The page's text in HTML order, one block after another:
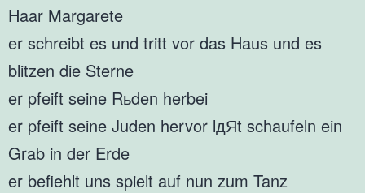
Haar Margarete
er schreibt es und tritt vor das Haus und es
blitzen die Sterne
er pfeift seine Rьden herbei
er pfeift seine Juden hervor lдЯt schaufeln ein
Grab in der Erde
er befiehlt uns spielt auf nun zum Tanz